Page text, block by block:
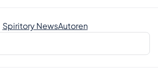
Spiritory NewsAutoren